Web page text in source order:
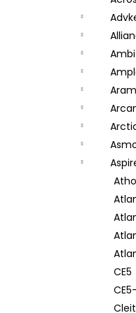
CE5
JOYETECH
57 Kč